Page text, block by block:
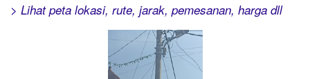
> Lihat peta lokasi, rute, jarak, pemesanan, harga dll